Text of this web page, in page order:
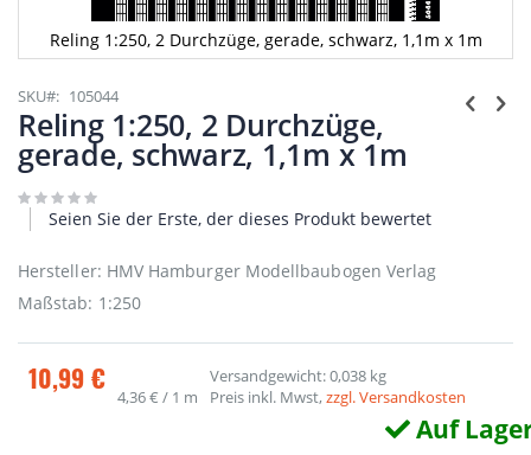
Reling 1:250, 2 Durchzüge, gerade, schwarz, 1,1m x 1m
Anfang
der
Bildgalerie
springen
SKU 105044
Reling 1:250, 2 Durchzüge,
gerade, schwarz, 1,1m x 1m
Seien Sie der Erste, der dieses Produkt bewertet
Hersteller: HMV Hamburger Modellbaubogen Verlag
Maßstab: 1:250
10,99 €
4,36 € / 1 m
Versandgewicht: 0,038 kg
Preis inkl. Mwst,zzgl. Versandkosten
Auf